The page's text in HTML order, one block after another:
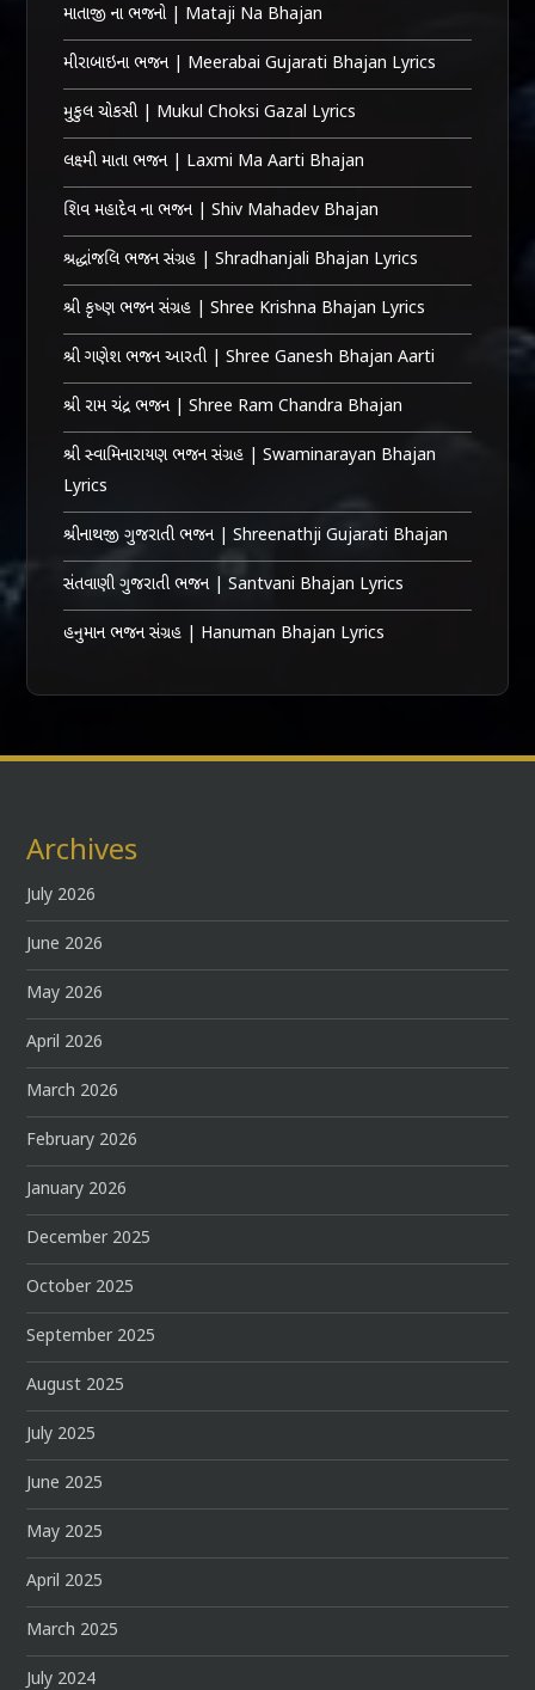
માતાજી ના ભજનો | Mataji Na Bhajan
મીરાબાઇના ભજન | Meerabai Gujarati Bhajan Lyrics
મુકુલ ચોકસી | Mukul Choksi Gazal Lyrics
લક્ષ્મી માતા ભજન | Laxmi Ma Aarti Bhajan
શિવ મહાદેવ ના ભજન | Shiv Mahadev Bhajan
શ્રદ્ધાંજલિ ભજન સંગ્રહ | Shradhanjali Bhajan Lyrics
શ્રી કૃષ્ણ ભજન સંગ્રહ | Shree Krishna Bhajan Lyrics
શ્રી ગણેશ ભજન આરતી | Shree Ganesh Bhajan Aarti
શ્રી રામ ચંદ્ર ભજન | Shree Ram Chandra Bhajan
શ્રી સ્વામિનારાયણ ભજન સંગ્રહ | Swaminarayan Bhajan
Lyrics
શ્રીનાથજી ગુજરાતી ભજન | Shreenathji Gujarati Bhajan
સંતવાણી ગુજરાતી ભજન | Santvani Bhajan Lyrics
હનુમાન ભજન સંગ્રહ | Hanuman Bhajan Lyrics
Archives
July 2026
June 2026
May 2026
April 2026
March 2026
February 2026
January 2026
December 2025
October 2025
September 2025
August 2025
July 2025
June 2025
May 2025
April 2025
March 2025
July 2024